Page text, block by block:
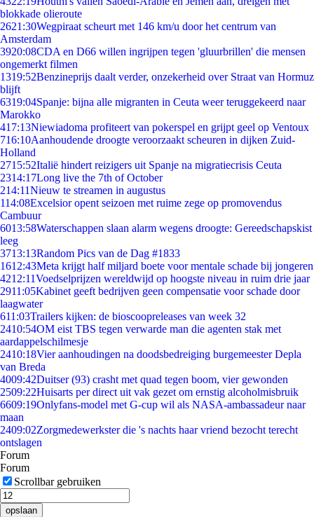
blokkade olieroute
2621:30Wegpiraat scheurt met 146 km/u door het centrum van
Amsterdam
3920:08CDA en D66 willen ingrijpen tegen 'gluurbrillen' die mensen
ongemerkt filmen
1319:52Benzineprijs daalt verder, onzekerheid over Straat van Hormuz
blijft
6319:04Spanje: bijna alle migranten in Ceuta weer teruggekeerd naar
Marokko
417:13Niewiadoma profiteert van pokerspel en grijpt geel op Ventoux
716:10Aanhoudende droogte veroorzaakt scheuren in dijken Zuid-
Holland
2715:52Italië hindert reizigers uit Spanje na migratiecrisis Ceuta
2314:17Long live the 7th of October
214:11Nieuw te streamen in augustus
114:08Excelsior opent seizoen met ruime zege op promovendus
Cambuur
6013:58Waterschappen slaan alarm wegens droogte: Gereedschapskist
leeg
3713:13Random Pics van de Dag #1833
1612:43Meta krijgt half miljard boete voor mentale schade bij jongeren
4212:11Voedselprijzen wereldwijd op hoogste niveau in ruim drie jaar
2911:05Kabinet geeft bedrijven geen compensatie voor schade door
laagwater
611:03Trailers kijken: de bioscoopreleases van week 32
2410:54OM eist TBS tegen verwarde man die agenten stak met
aardappelschilmesje
2410:18Vier aanhoudingen na doodsbedreiging burgemeester Depla
van Breda
4009:42Duitser (93) crasht met quad tegen boom, vier gewonden
2509:22Huisarts per direct uit vak gezet om ernstig alcoholmisbruik
6609:19Onlyfans-model met G-cup wil als NASA-ambassadeur naar
maan
2409:02Zorgmedewerkster die 's nachts haar vriend bezocht terecht
ontslagen
Forum
Forum
Scrollbar gebruiken
opslaan